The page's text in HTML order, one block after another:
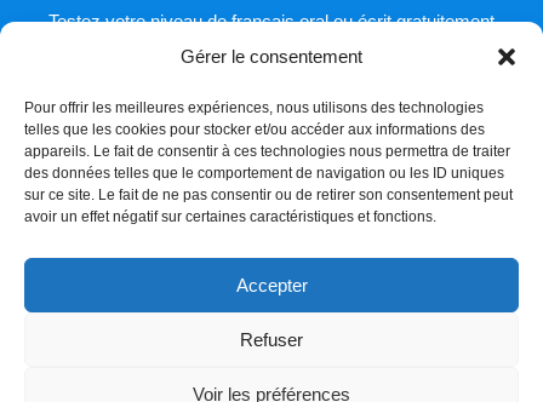
Gérer le consentement
Pour offrir les meilleures expériences, nous utilisons des technologies
telles que les cookies pour stocker et/ou accéder aux informations des
appareils. Le fait de consentir à ces technologies nous permettra de traiter
des données telles que le comportement de navigation ou les ID uniques
sur ce site. Le fait de ne pas consentir ou de retirer son consentement peut
avoir un effet négatif sur certaines caractéristiques et fonctions.
Accepter
Refuser
Voir les préférences
Testez votre niveau de français oral ou écrit gratuitement
Facebook Twitter Instagram